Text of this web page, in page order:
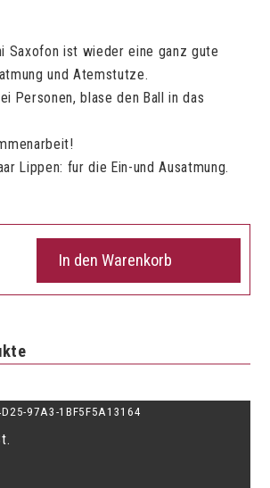
Saxofon ist wieder eine ganz gute
und Atemstutze.
Personen, blase den Ball in das
Lippen: fur die Ein-und Ausatmung.
In den Warenkorb